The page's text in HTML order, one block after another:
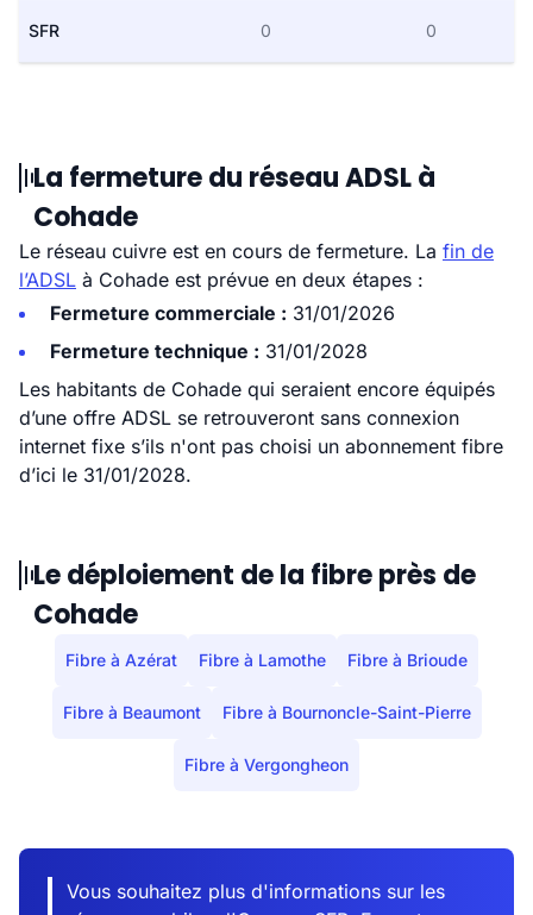
SFR 0 0
La fermeture du réseau ADSL à
Cohade
Le réseau cuivre est en cours de fermeture. La fin de
l’ADSL à Cohade est prévue en deux étapes :
Fermeture commerciale : 31/01/2026
Fermeture technique : 31/01/2028
Les habitants de Cohade qui seraient encore équipés
d’une offre ADSL se retrouveront sans connexion
internet fixe s’ils n'ont pas choisi un abonnement fibre
d’ici le 31/01/2028.
Le déploiement de la fibre près de
Cohade
Fibre à Azérat Fibre à Lamothe Fibre à Brioude
Fibre à Beaumont Fibre à Bournoncle-Saint-Pierre
Fibre à Vergongheon
Vous souhaitez plus d'informations sur les